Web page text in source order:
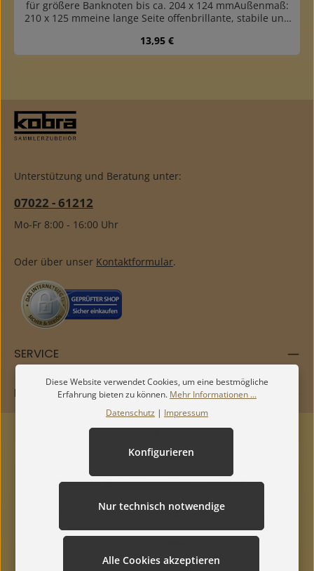
für größere Banknoten bis ca. 204 x 124 mmAußenmaß:
210 x 125 mmeine lange Seite offenbrillante, stabile und
Sammelgutgefertigt aus glasklarer, weichmacherfreier
Hartfolie 0,1 mm dickPackung mit 50 HüllenDownload
Regulärer Preis:
13,95 €
Unterstützung und Beratung unter:
07022 - 61212
Mo-Fr 8:00 - 16:00 Uhr
Oder über unser Kontaktformular.
SERVICE
INFORMATIONEN
Diese Website verwendet Cookies, um eine bestmögliche
Erfahrung bieten zu können. Mehr Informationen ...
Datenschutz | Impressum
Nur technisch notwendige
Konfigurieren
Alle Cookies akzeptieren